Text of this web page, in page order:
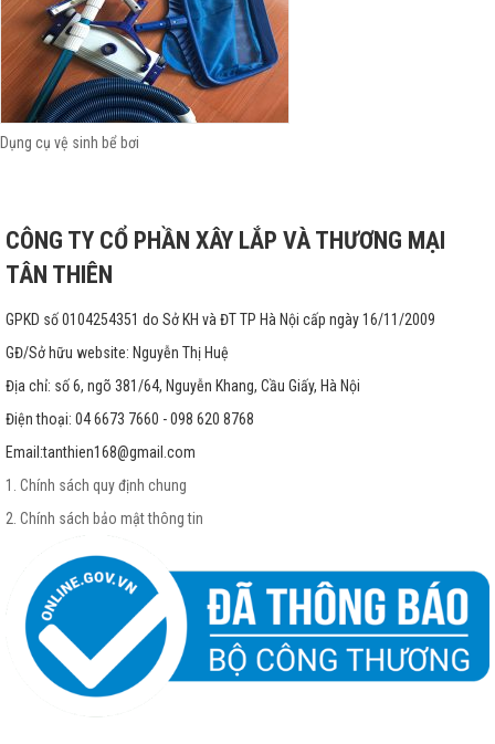
Dụng cụ vệ sinh bể bơi
CÔNG TY CỔ PHẦN XÂY LẮP VÀ THƯƠNG MẠI
TÂN THIÊN
GPKD số 0104254351 do Sở KH và ĐT TP Hà Nội cấp ngày 16/11/2009
GĐ/Sở hữu website: Nguyễn Thị Huệ
Địa chỉ: số 6, ngõ 381/64, Nguyễn Khang, Cầu Giấy, Hà Nội
Điện thoại: 04 6673 7660 - 098 620 8768
Email:tanthien168@gmail.com
1. Chính sách quy định chung
2. Chính sách bảo mật thông tin